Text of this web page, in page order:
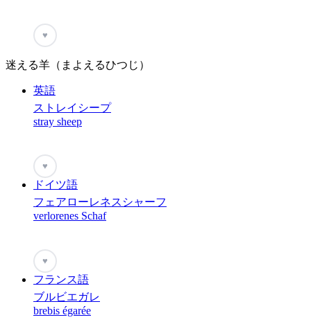
♥
迷える羊（まよえるひつじ）
英語
ストレイシープ
stray sheep
♥
ドイツ語
フェアローレネスシャーフ
verlorenes Schaf
♥
フランス語
ブルビエガレ
brebis égarée